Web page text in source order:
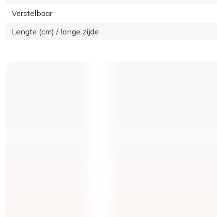
Verstelbaar
Lengte (cm) / lange zijde